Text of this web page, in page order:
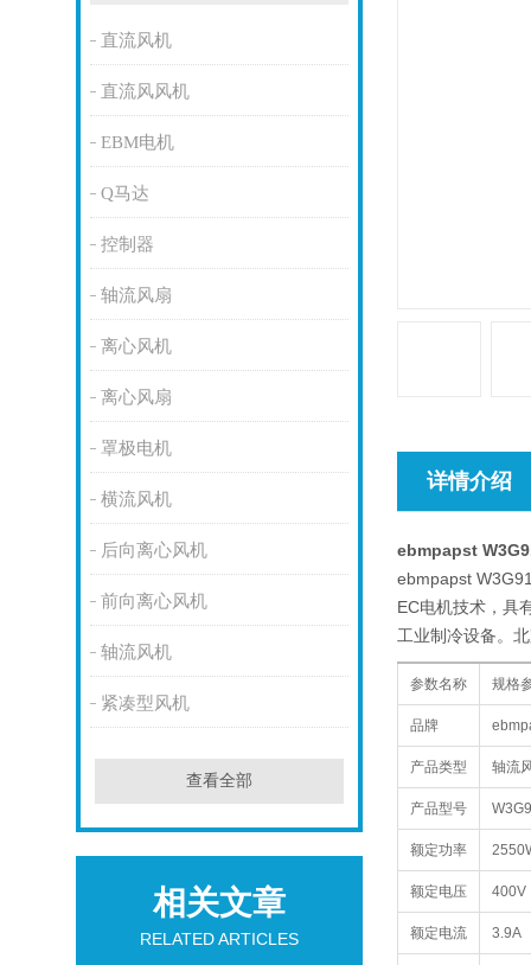
直流风机
直流风风机
EBM电机
Q马达
控制器
轴流风扇
离心风机
离心风扇
罩极电机
横流风机
后向离心风机
前向离心风机
轴流风机
紧凑型风机
查看全部
相关文章
RELATED ARTICLES
详情介绍
ebmpapst
ebmpapst
EC电机技术，具
工业制冷设备。
参数名称 规格
品牌
产品类型 轴流
产品型号
额定功率
额定电压 400V
额定电流 3.9A